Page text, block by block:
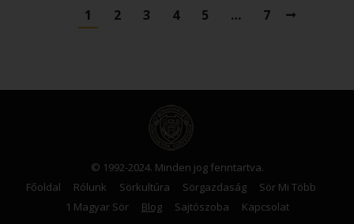
1 2 3 4 5 … 7
© 1992-2024. Minden jog fenntartva.
Főoldal
Rólunk Sörkultúra Sörgazdaság
Sör Mi Több
1 Magyar Sör
Blog Sajtószoba Kapcsolat